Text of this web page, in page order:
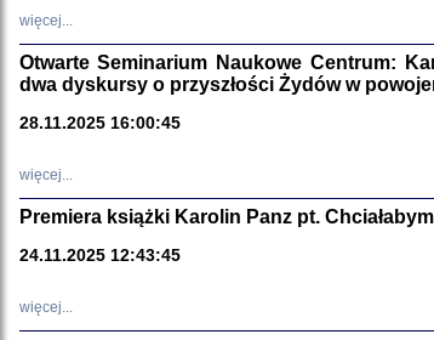
więcej...
Otwarte Seminarium Naukowe Centrum:
dwa dyskursy o przyszłości Żydów w
28.11.2025 16:00:45
więcej...
Premiera książki Karolin Panz pt.
24.11.2025 12:43:45
więcej...